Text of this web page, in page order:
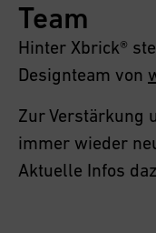
Team
Hinter Xbrick®
Designteam von
Zur Verstärkung
immer wieder
Aktuelle Infos